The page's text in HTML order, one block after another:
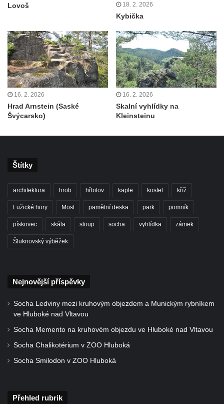
Lovoš 18. 2. 2026
Kybička
16. 2. 2026
Hrad Arnstein (Saské
Švýcarsko)
16. 2. 2026
Skalní vyhlídky na
Kleinsteinu
Štítky
architektura hrob hřbitov kaple kostel kříž
Lužické hory Most pamětní deska park pomník
pískovec skála sloup socha vyhlídka zámek
Šluknovský výběžek
Nejnovější příspěvky
Socha Ledviny mezi kruhovým objezdem a Munickým rybníkem
ve Hluboké nad Vltavou
Socha Memento na kruhovém objezdu ve Hluboké nad Vltavou
Socha Chalikotérium v ZOO Hluboká
Socha Smilodon v ZOO Hluboká
Přehled rubrik